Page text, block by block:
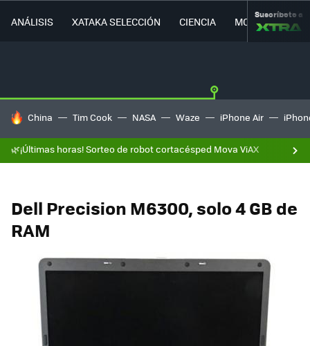
ANÁLISIS XATAKA SELECCIÓN CIENCIA MOVILIDAD
Suscríbete a
HOY SE HABLA DE
China Tim Cook NASA Waze iPhone Air
🌿¡Últimas horas! Sorteo de robot cortacésped Mova ViAX
Dell Precision M6300, solo 4 GB de
RAM